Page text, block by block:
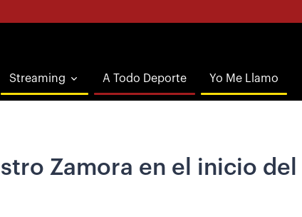
Streaming A Todo Deporte Yo Me Llamo
Zamora en el inicio